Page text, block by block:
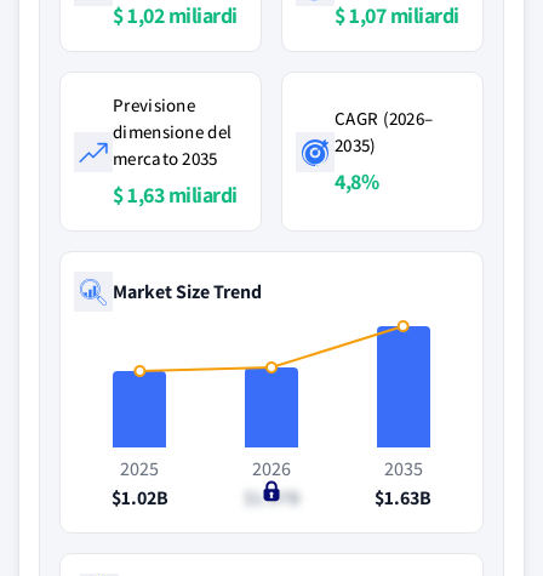
$ 1,02 miliardi $ 1,07 miliardi
Previsione
dimensione del
mercato 2035
$ 1,63 miliardi
CAGR (2026–
2035)
4,8%
Market Size Trend
2025
$1.02B
2026
$1.07B
2035
$1.63B